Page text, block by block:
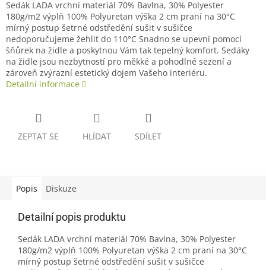
Sedák LADA vrchní materiál 70% Bavlna, 30% Polyester
180g/m2 výplň 100% Polyuretan výška 2 cm praní na 30°C
mírný postup šetrné odstředění sušit v sušičce
nedoporučujeme žehlit do 110°C Snadno se upevní pomocí
šňůrek na židle a poskytnou Vám tak tepelný komfort. Sedáky
na židle jsou nezbytností pro měkké a pohodlné sezení a
zároveň zvýrazní estetický dojem Vašeho interiéru.
Detailní informace
ZEPTAT SE HLÍDAT SDÍLET
Popis Diskuze
Detailní popis produktu
Sedák LADA vrchní materiál 70% Bavlna, 30% Polyester
180g/m2 výplň 100% Polyuretan výška 2 cm praní na 30°C
mírný postup šetrné odstředění sušit v sušičce